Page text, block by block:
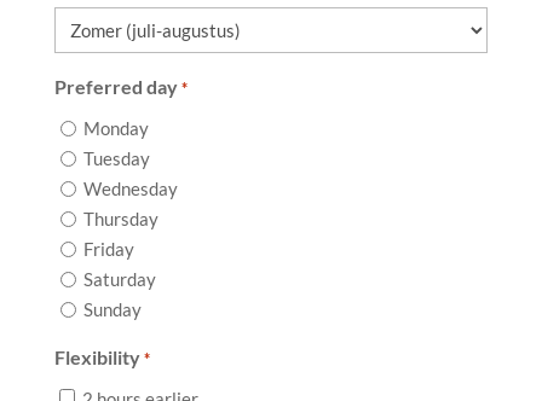
Preferred day *
Monday
Tuesday
Wednesday
Thursday
Friday
Saturday
Sunday
Flexibility *